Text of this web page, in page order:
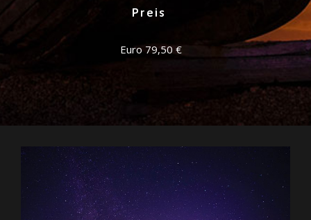
Preis
Euro 79,50 €